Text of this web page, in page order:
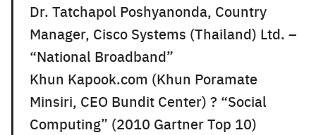
Dr. Tatchapol Poshyanonda, Country
Manager, Cisco Systems (Thailand) Ltd. –
“National Broadband”
Khun Kapook.com (Khun Poramate
Minsiri, CEO Bundit Center) ? “Social
Computing” (2010 Gartner Top 10)